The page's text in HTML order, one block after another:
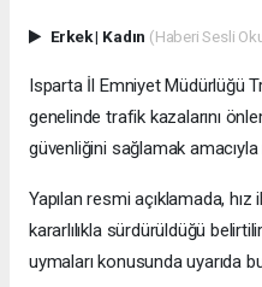
Erkek| Kadın (Haberi Sesli
Isparta İl Emniyet Müdürlüğü
genelinde trafik kazalarını
güvenliğini sağlamak amacıyla
Yapılan resmi açıklamada,
kararlılıkla sürdürüldüğü
uymaları konusunda uyarıda